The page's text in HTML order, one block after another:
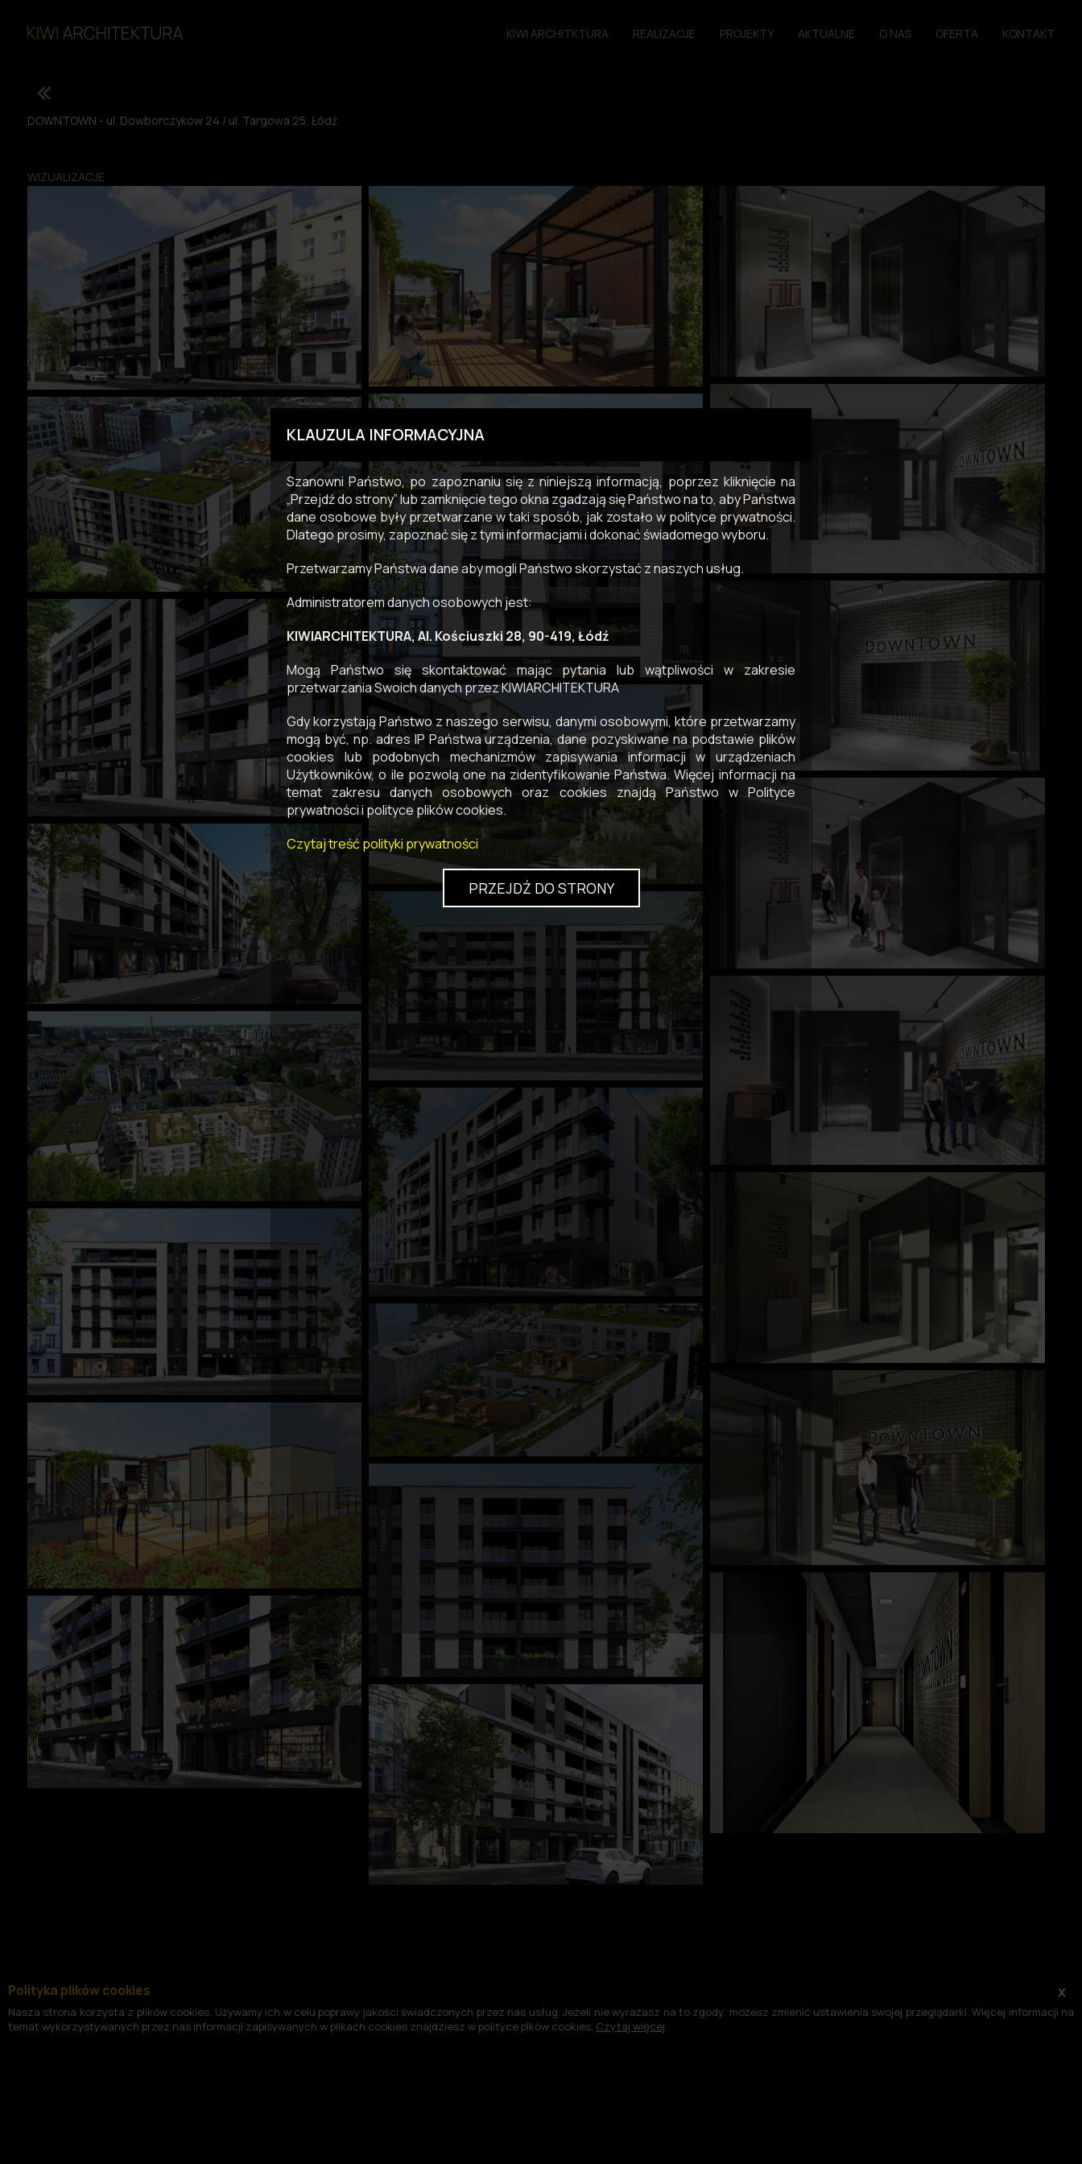
KIWI ARCHITKTURA REALIZACJE PROJEKTY AKTUALNE O NAS OFERTA KONTAKT
DOWNTOWN - ul. Dowborczyków 24 / ul. Targowa 25, Łódź
WIZUALIZACJE
KLAUZULA INFORMACYJNA
Szanowni Państwo, po zapoznaniu się z niniejszą informacją, poprzez kliknięcie na
„Przejdź do strony” lub zamknięcie tego okna zgadzają się Państwo na to, aby Państwa
dane osobowe były przetwarzane w taki sposób, jak zostało w polityce prywatności.
Dlatego prosimy, zapoznać się z tymi informacjami i dokonać świadomego wyboru.
Przetwarzamy Państwa dane aby mogli Państwo skorzystać z naszych usług.
Administratorem danych osobowych jest:
KIWIARCHITEKTURA, Al. Kościuszki 28, 90-419, Łódź
Mogą Państwo się skontaktować mając pytania lub wątpliwości w zakresie
przetwarzania Swoich danych przez KIWIARCHITEKTURA
Gdy korzystają Państwo z naszego serwisu, danymi osobowymi, które przetwarzamy
mogą być, np. adres IP Państwa urządzenia, dane pozyskiwane na podstawie plików
cookies lub podobnych mechanizmów zapisywania informacji w urządzeniach
Użytkowników, o ile pozwolą one na zidentyfikowanie Państwa. Więcej informacji na
temat zakresu danych osobowych oraz cookies znajdą Państwo w Polityce
prywatności i polityce plików cookies.
Czytaj treść polityki prywatności
PRZEJDŹ DO STRONY
x
Polityka plików cookies
Nasza strona korzysta z plików cookies. Używamy ich w celu poprawy jakości świadczonych przez nas usług. Jeżeli nie wyrażasz na to zgody, możesz zmienić ustawienia swojej przeglądarki. Więcej informacji na
temat wykorzystywanych przez nas informacji zapisywanych w plikach cookies znajdziesz w polityce plków cookies. Czytaj więcej.